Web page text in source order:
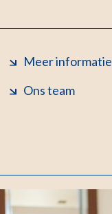
Meer informatie
Ons team